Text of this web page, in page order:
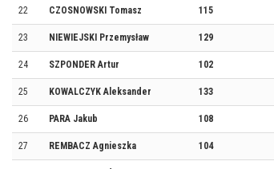
22 CZOSNOWSKI Tomasz 115
23 NIEWIEJSKI Przemysław 129
24 SZPONDER Artur 102
25 KOWALCZYK Aleksander 133
26 PARA Jakub 108
27 REMBACZ Agnieszka 104